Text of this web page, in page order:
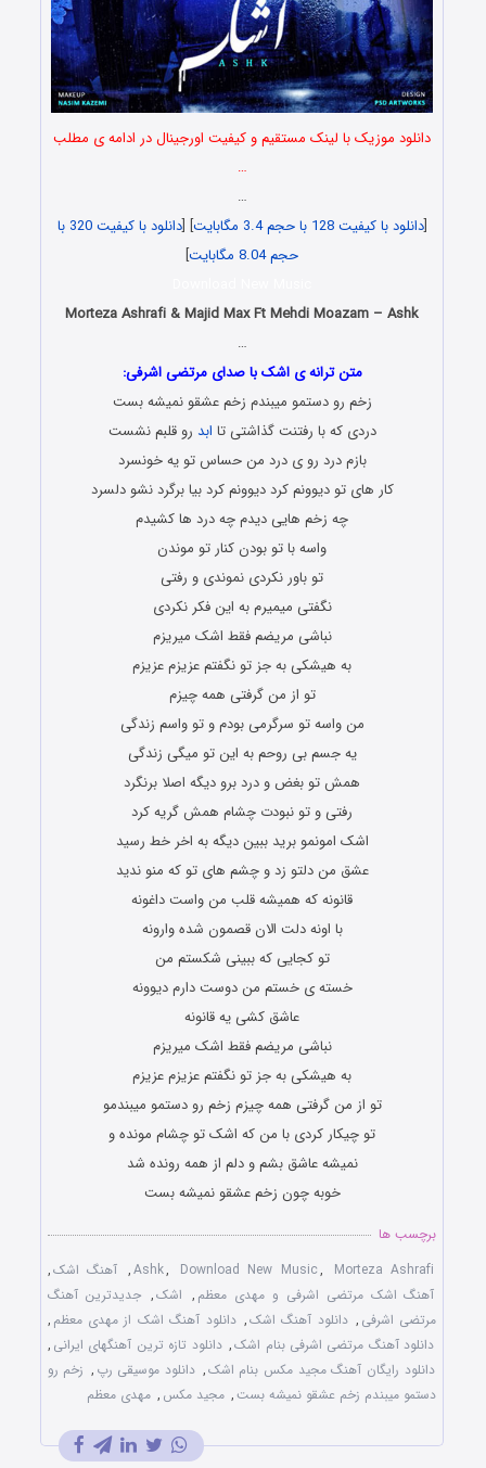
دانلود موزیک با لینک مستقیم و کیفیت اورجینال در ادامه ی مطلب
…
…
[دانلود با کیفیت 128 با حجم 3.4 مگابایت ] [
دانلود با کیفیت 320 با
حجم 8.04 مگابایت
]
Morteza Ashrafi & Majid Max Ft Mehdi Moazam – Ashk
…
متن ترانه ی اشک با صدای مرتضی اشرفی:
زخم رو دستمو میبندم زخم عشقو نمیشه بست
دردی که با رفتنت گذاشتی تا ابد رو قلبم نشست
بازم درد رو ی درد من حساس تو یه خونسرد
کار های تو دیوونم کرد دیوونم کرد بیا برگرد نشو دلسرد
چه زخم هایی دیدم چه درد ها کشیدم
واسه با تو بودن کنار تو موندن
تو باور نکردی نموندی و رفتی
نگفتی میمیرم به این فکر نکردی
نباشی مریضم فقط اشک میریزم
به هیشکی به جز تو نگفتم عزیزم عزیزم
تو از من گرفتی همه چیزم
من واسه تو سرگرمی بودم و تو واسم زندگی
یه جسم بی روحم به این تو میگی زندگی
همش تو بغض و درد برو دیگه اصلا برنگرد
رفتی و تو نبودت چشام همش گریه کرد
اشک امونمو برید ببین دیگه به اخر خط رسید
عشق من دلتو زد و چشم های تو که منو ندید
قانونه که همیشه قلب من واست داغونه
با اونه دلت الان قصمون شده وارونه
تو کجایی که ببینی شکستم من
خسته ی خستم من دوست دارم دیوونه
عاشق کشی یه قانونه
نباشی مریضم فقط اشک میریزم
به هیشکی به جز تو نگفتم عزیزم عزیزم
تو از من گرفتی همه چیزم زخم رو دستمو میبندمو
تو چیکار کردی با من که اشک تو چشام مونده و
نمیشه عاشق بشم و دلم از همه رونده شد
خوبه چون زخم عشقو نمیشه بست
برچسب ها
Ashk, Download New Music, Morteza Ashrafi
, آهنگ اشک,
آهنگ اشک مرتضی اشرفی و مهدی معظم , اشک, جدیدترین آهنگ
مرتضی اشرفی , دانلود آهنگ اشک, دانلود آهنگ اشک از مهدی معظم ,
دانلود آهنگ مرتضی اشرفی بنام اشک, دانلود تازه ترین آهنگهای ایرانی ,
دانلود رایگان آهنگ مجید مکس بنام اشک, دانلود موسیقی رپ , زخم رو
دستمو میبندم زخم عشقو نمیشه بست, مجید مکس , مهدی معظم